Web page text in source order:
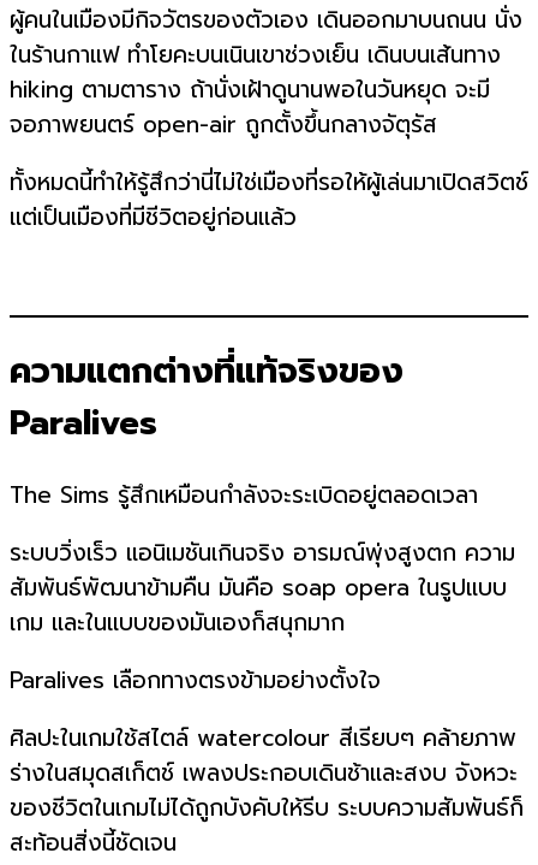
ผู้คนในเมืองมีกิจวัตรของตัวเอง เดินออกมาบนถนน นั่ง
ในร้านกาแฟ ทำโยคะบนเนินเขาช่วงเย็น เดินบนเส้นทาง
hiking ตามตาราง ถ้านั่งเฝ้าดูนานพอในวันหยุด จะมี
จอภาพยนตร์ open-air ถูกตั้งขึ้นกลางจัตุรัส
ทั้งหมดนี้ทำให้รู้สึกว่านี่ไม่ใช่เมืองที่รอให้ผู้เล่นมาเปิดสวิตช์
แต่เป็นเมืองที่มีชีวิตอยู่ก่อนแล้ว
ความแตกต่างที่แท้จริงของ
Paralives
The Sims รู้สึกเหมือนกำลังจะระเบิดอยู่ตลอดเวลา
ระบบวิ่งเร็ว แอนิเมชันเกินจริง อารมณ์พุ่งสูงตก ความ
สัมพันธ์พัฒนาข้ามคืน มันคือ soap opera ในรูปแบบ
เกม และในแบบของมันเองก็สนุกมาก
Paralives เลือกทางตรงข้ามอย่างตั้งใจ
ศิลปะในเกมใช้สไตล์ watercolour สีเรียบๆ คล้ายภาพ
ร่างในสมุดสเก็ตช์ เพลงประกอบเดินช้าและสงบ จังหวะ
ของชีวิตในเกมไม่ได้ถูกบังคับให้รีบ ระบบความสัมพันธ์ก็
สะท้อนสิ่งนี้ชัดเจน